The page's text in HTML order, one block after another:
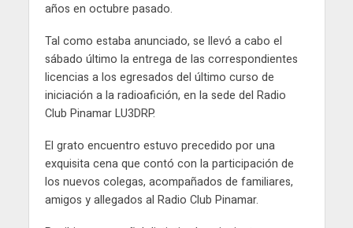
años en octubre pasado.
Tal como estaba anunciado, se llevó a cabo el
sábado último la entrega de las correspondientes
licencias a los egresados del último curso de
iniciación a la radioafición, en la sede del Radio
Club Pinamar LU3DRP.
El grato encuentro estuvo precedido por una
exquisita cena que contó con la participación de
los nuevos colegas, acompañados de familiares,
amigos y allegados al Radio Club Pinamar.